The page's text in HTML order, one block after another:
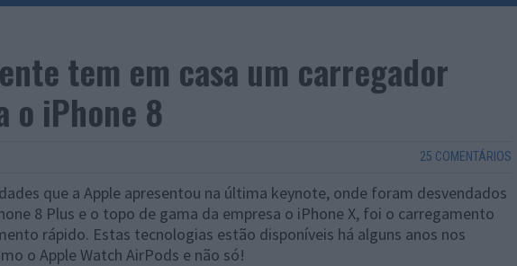
tem em casa um carregador
o iPhone 8
25 COMENTÁRIOS
que a Apple apresentou na última keynote, onde foram desvendados
8 Plus e o topo de gama da empresa o iPhone X, foi o carregamento
rápido. Estas tecnologias estão disponíveis há alguns anos nos
o Apple Watch AirPods e não só!